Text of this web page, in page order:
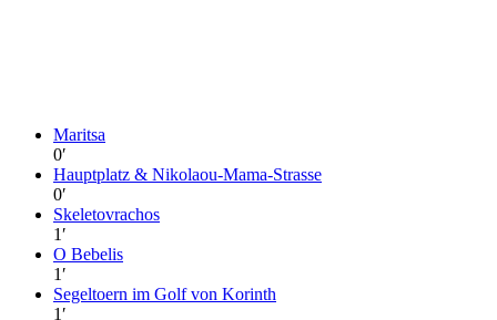
Maritsa
0′
Hauptplatz & Nikolaou-Mama-Strasse
0′
Skeletovrachos
1′
O Bebelis
1′
Segeltoern im Golf von Korinth
1′